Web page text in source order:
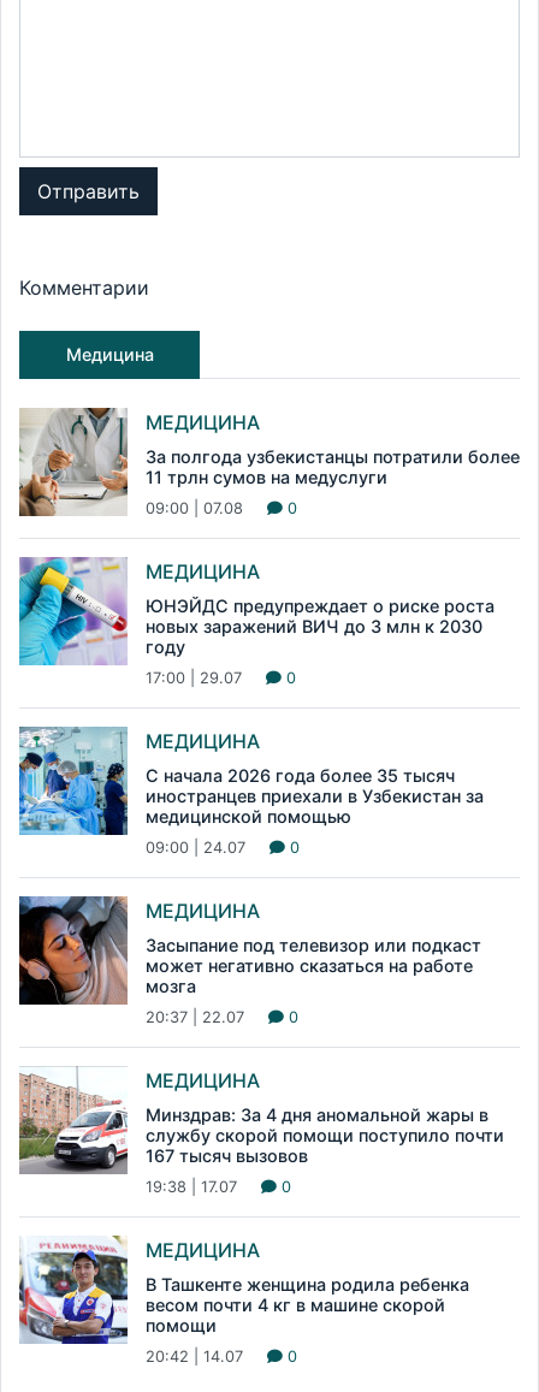
Отправить
Комментарии
Медицина
МЕДИЦИНА
За полгода узбекистанцы потратили более
11 трлн сумов на медуслуги
09:00 | 07.08 0
МЕДИЦИНА
ЮНЭЙДС предупреждает о риске роста
новых заражений ВИЧ до 3 млн к 2030
году
17:00 | 29.07 0
МЕДИЦИНА
С начала 2026 года более 35 тысяч
иностранцев приехали в Узбекистан за
медицинской помощью
09:00 | 24.07 0
МЕДИЦИНА
Засыпание под телевизор или подкаст
может негативно сказаться на работе
мозга
20:37 | 22.07 0
МЕДИЦИНА
Минздрав: За 4 дня аномальной жары в
службу скорой помощи поступило почти
167 тысяч вызовов
19:38 | 17.07 0
МЕДИЦИНА
В Ташкенте женщина родила ребенка
весом почти 4 кг в машине скорой
помощи
20:42 | 14.07 0